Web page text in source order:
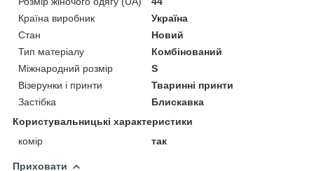
Країна виробник
Україна
Стан
Новий
Тип матеріалу
Комбінований
Міжнародний розмір
S
Візерунки і принти
Тваринні принти
Застібка
Блискавка
Користувальницькі характеристики
комір
так
Приховати